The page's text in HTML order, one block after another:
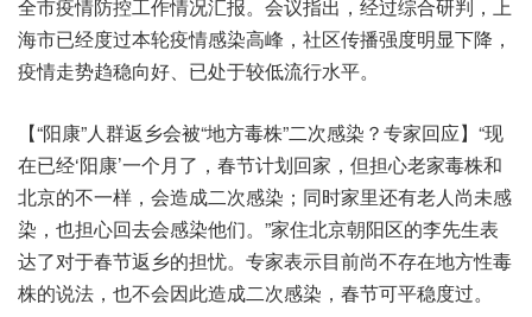
全市疫情防控工作情况汇报。会议指出，经过综合研判，上
海市已经度过本轮疫情感染高峰，社区传播强度明显下降，
疫情走势趋稳向好、已处于较低流行水平。
【“阳康”人群返乡会被“地方毒株”二次感染？专家回应】“现
在已经‘阳康’一个月了，春节计划回家，但担心老家毒株和
北京的不一样，会造成二次感染；同时家里还有老人尚未感
染，也担心回去会感染他们。”家住北京朝阳区的李先生表
达了对于春节返乡的担忧。专家表示目前尚不存在地方性毒
株的说法，也不会因此造成二次感染，春节可平稳度过。